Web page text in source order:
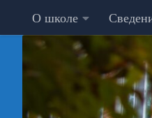
Перейти к
О школе